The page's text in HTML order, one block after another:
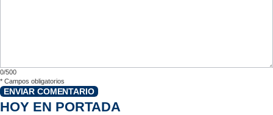
0/500
* Campos obligatorios
ENVIAR COMENTARIO
HOY EN PORTADA